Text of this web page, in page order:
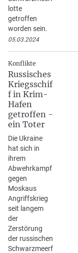
lotte
getroffen
worden sein.
05.03.2024
Konflikte
Russisches
Kriegsschif
f in Krim-
Hafen
getroffen -
ein Toter
Die Ukraine
hat sich in
ihrem
Abwehrkampf
gegen
Moskaus
Angriffskrieg
seit langem
der
Zerstörung
der russischen
Schwarzmeerf